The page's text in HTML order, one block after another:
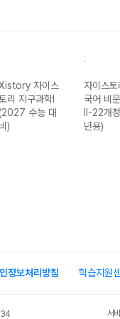
자이스
리 지구과학I
(2027 수능 대
비)
자이스
국어 비
II-22개
년용)
정보처리방침 학습지원
서